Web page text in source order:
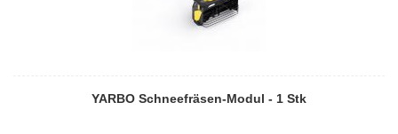
YARBO Schneefräsen-Modul - 1 Stk